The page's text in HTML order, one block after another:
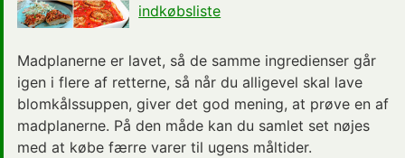
indkøbsliste
Madplanerne er lavet, så de samme ingredienser går
igen i flere af retterne, så når du alligevel skal lave
blomkålssuppen, giver det god mening, at prøve en af
madplanerne. På den måde kan du samlet set nøjes
med at købe færre varer til ugens måltider.